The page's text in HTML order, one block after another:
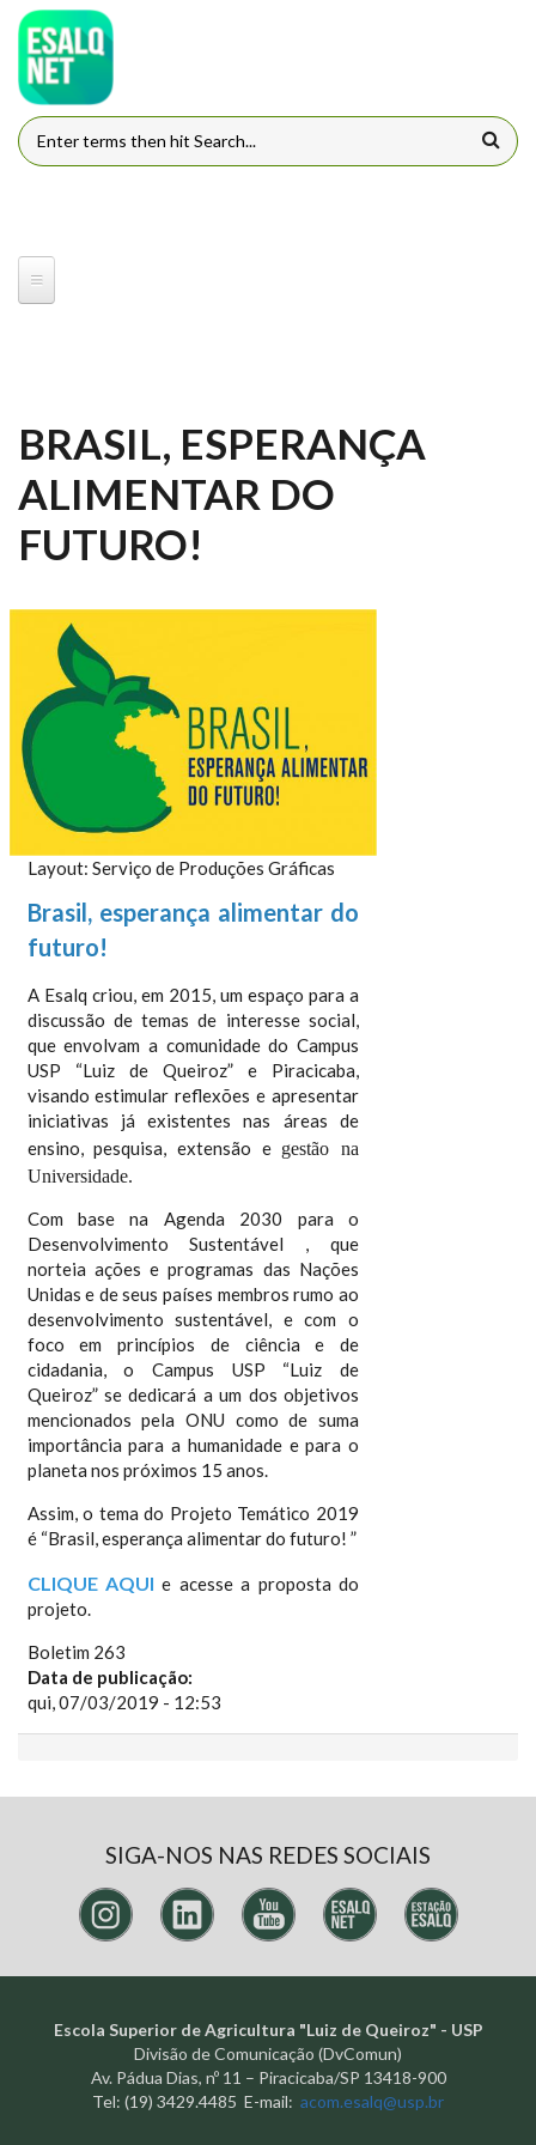
Pular para o conteúdo principal
FORMULÁRIO DE BUSCA
BRASIL, ESPERANÇA
ALIMENTAR DO
FUTURO!
Layout: Serviço de Produções Gráficas
Brasil, esperança alimentar do
futuro!
A Esalq criou, em 2015, um espaço para a
discussão de temas de interesse social,
que envolvam a comunidade do Campus
USP “Luiz de Queiroz” e Piracicaba,
visando estimular reflexões e apresentar
iniciativas já existentes nas áreas de
ensino, pesquisa, extensão e gestão na
Universidade.
Com base na Agenda 2030 para o
Desenvolvimento Sustentável , que
norteia ações e programas das Nações
Unidas e de seus países membros rumo ao
desenvolvimento sustentável, e com o
foco em princípios de ciência e de
cidadania, o Campus USP “Luiz de
Queiroz” se dedicará a um dos objetivos
mencionados pela ONU como de suma
importância para a humanidade e para o
planeta nos próximos 15 anos.
Assim, o tema do Projeto Temático 2019
é “Brasil, esperança alimentar do futuro! ”
CLIQUE AQUIe acesse a proposta do
projeto.
Boletim 263
Data de publicação:
qui, 07/03/2019 - 12:53
SIGA-NOS NAS REDES SOCIAIS
Escola Superior de Agricultura "Luiz de Queiroz" - USP
Divisão de Comunicação (DvComun)
Av. Pádua Dias, nº 11 – Piracicaba/SP 13418-900
Tel: (19) 3429.4485 E-mail: acom.esalq@usp.br